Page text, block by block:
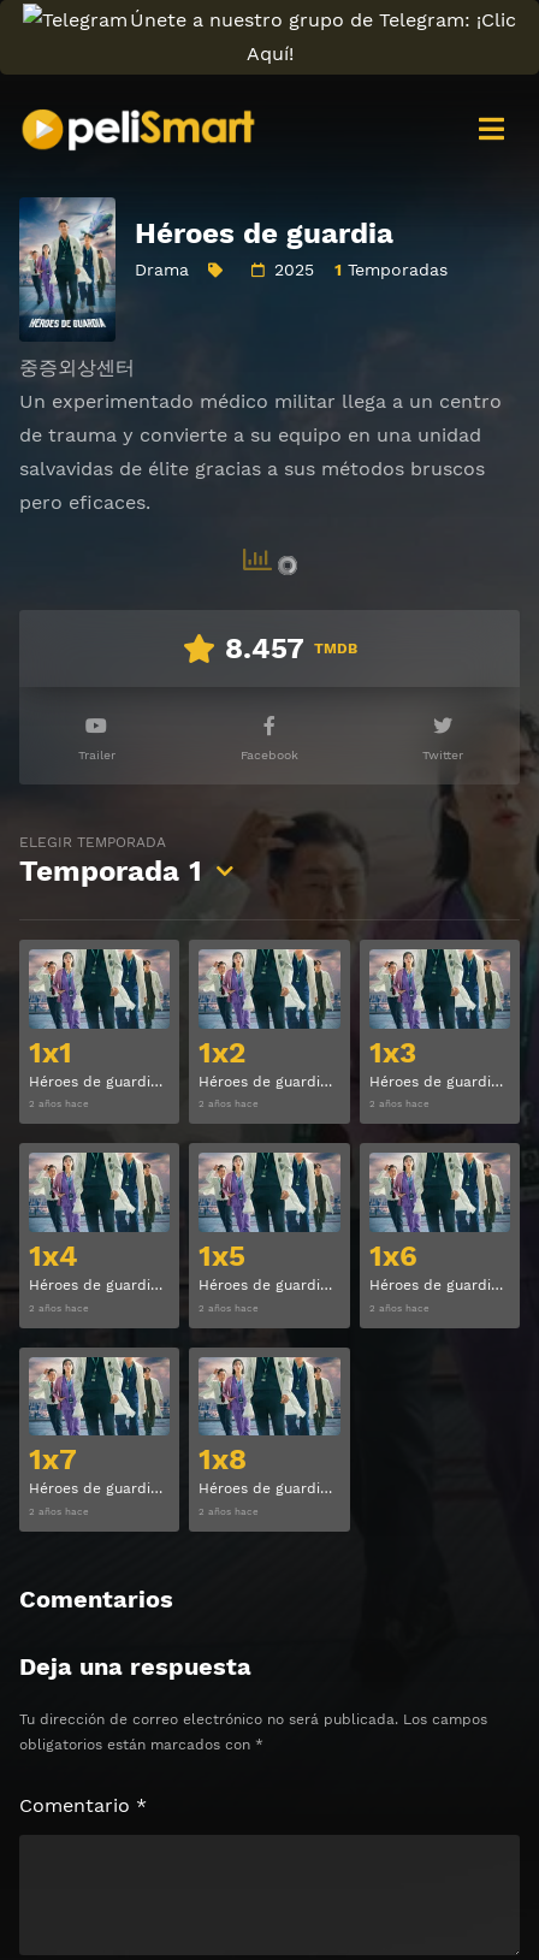
Únete a nuestro grupo de Telegram: ¡Clic
Aquí!
Héroes de guardia
Drama 2025 1Temporadas
중증외상센터
Un experimentado médico militar llega a un centro
de trauma y convierte a su equipo en una unidad
salvavidas de élite gracias a sus métodos bruscos
pero eficaces.
8.457 TMDB
Trailer Facebook Twitter
ELEGIR TEMPORADA
Temporada 1
1x1
Héroes de guardia Temporada 1 Capitulo 1
2 años hace
Ver
1x2
Héroes de guardia Temporada 1 Capitulo 2
2 años hace
Ver
1x3
Héroes de guardia Temporada 1 Capitulo 3
2 años hace
1x4
Héroes de guardia Temporada 1 Capitulo 4
2 años hace
Ver
1x5
Héroes de guardia Temporada 1 Capitulo 5
2 años hace
Ver
1x6
Héroes de guardia Temporada 1 Capitulo 6
2 años hace
1x7
Héroes de guardia Temporada 1 Capitulo 7
2 años hace
Ver
1x8
Héroes de guardia Temporada 1 Capitulo 8
2 años hace
Comentarios
Deja una respuesta
Tu dirección de correo electrónico no será publicada. Los campos
obligatorios están marcados con *
Comentario *